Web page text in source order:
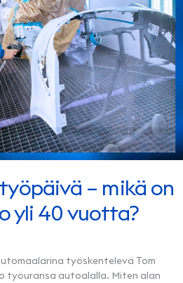
– mikä on
yli 40 vuotta?
työskentelevä Tom
työuransa autoalalla. Miten alan